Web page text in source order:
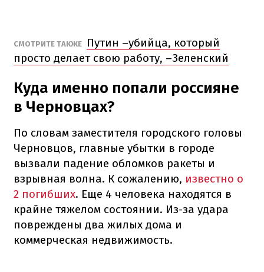
СМОТРИТЕ ТАКЖЕ
Путин –убийца, который
просто делает свою работу, –Зеленский
Куда именно попали россияне
в Черновцах?
По словам заместителя городского головы
Черновцов, главные убытки в городе
вызвали падение обломков ракеты и
взрывная волна. К сожалению, известно о
2 погибших. Еще 4 человека находятся в
крайне тяжелом состоянии. Из-за удара
повреждены два жилых дома и
коммерческая недвижимость.